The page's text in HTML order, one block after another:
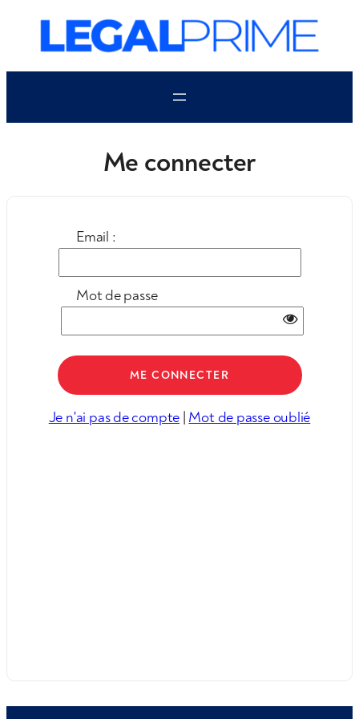
contenu
Me connecter
Email :
Mot de passe
Je n'ai pas de compte | Mot de passe oublié